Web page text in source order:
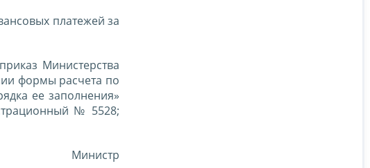
платежей за
Министерства
формы расчета по
ее заполнения»
№ 5528;
Министр